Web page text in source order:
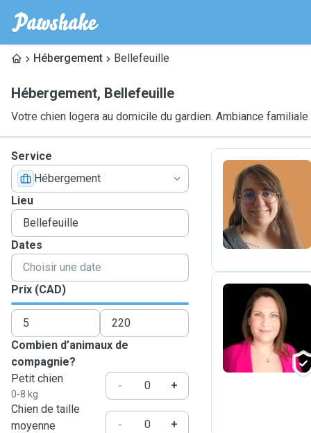
Hébergement Bellefeuille
Hébergement, Bellefeuille
Votre chien logera au domicile du gardien. Ambiance familiale
Service
Hébergement
Lieu
Dates
Prix (CAD)
Combien d’animaux de
compagnie?
Petit chien
0-8 kg
-
+
Chien de taille
moyenne
- +
C
E